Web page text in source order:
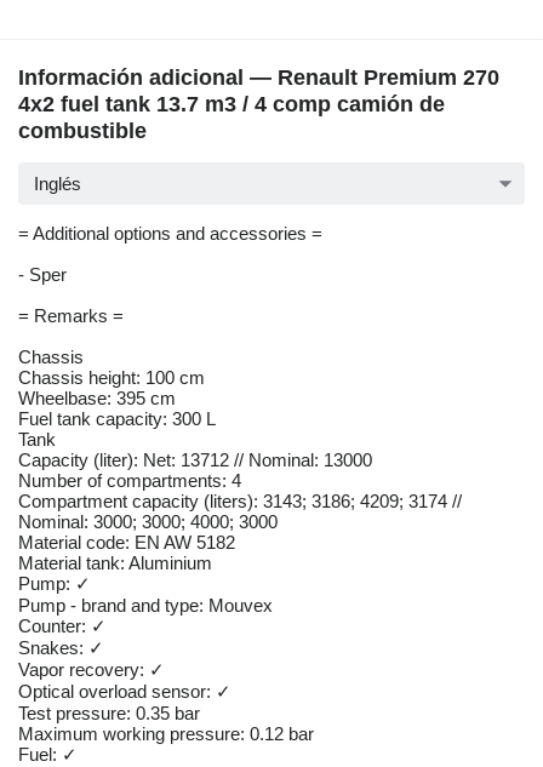
Información adicional — Renault Premium 270
4x2 fuel tank 13.7 m3 / 4 comp camión de
combustible
Inglés
= Additional options and accessories =
- Sper
= Remarks =
Chassis
Chassis height: 100 cm
Wheelbase: 395 cm
Fuel tank capacity: 300 L
Tank
Capacity (liter): Net: 13712 // Nominal: 13000
Number of compartments: 4
Compartment capacity (liters): 3143; 3186; 4209; 3174 //
Nominal: 3000; 3000; 4000; 3000
Material code: EN AW 5182
Material tank: Aluminium
Pump: ✓
Pump - brand and type: Mouvex
Counter: ✓
Snakes: ✓
Vapor recovery: ✓
Optical overload sensor: ✓
Test pressure: 0.35 bar
Maximum working pressure: 0.12 bar
Fuel: ✓